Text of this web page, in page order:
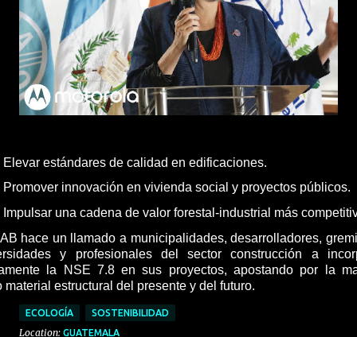
Elevar estándares de calidad en edificaciones.
Promover innovación en vivienda social y proyectos públicos.
Impulsar una cadena de valor forestal-industrial más
hace un llamado a municipalidades, desarrolladores,
y profesionales del sector construcción a
la NSE 7.8 en sus proyectos, apostando por la
material estructural del presente y del futuro.
ECOLOGÍA SOSTENIBILIDAD
Location: GUATEMALA